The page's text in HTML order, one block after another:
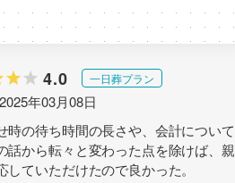
4.0 一日葬プラン
年03月08日
時の待ち時間の長さや、会計について
話から転々と変わった点を除けば、親
していただけたので良かった。